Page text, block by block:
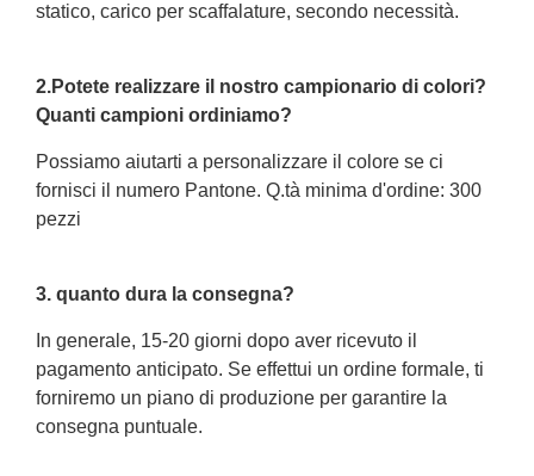
statico, carico per scaffalature, secondo necessità.
2.Potete realizzare il nostro campionario di colori?
Quanti campioni ordiniamo?
Possiamo aiutarti a personalizzare il colore se ci
fornisci il numero Pantone. Q.tà minima d'ordine: 300
pezzi
3. quanto dura la consegna?
In generale, 15-20 giorni dopo aver ricevuto il
pagamento anticipato. Se effettui un ordine formale, ti
forniremo un piano di produzione per garantire la
consegna puntuale.